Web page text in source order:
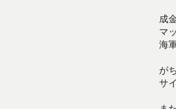
成
マ
海
が
サ